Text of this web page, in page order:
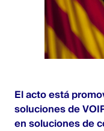
El acto está
soluciones de
en soluciones de